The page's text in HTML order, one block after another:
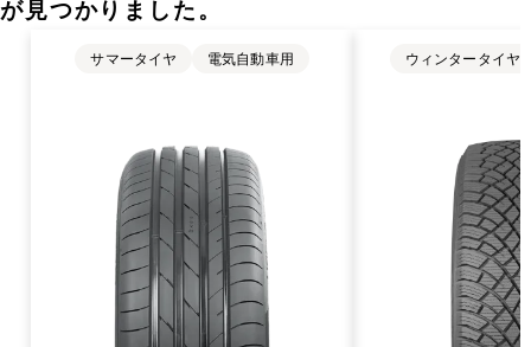
が見つかりました。
サマータイヤ 電気自動車用 ウィンタータイヤ